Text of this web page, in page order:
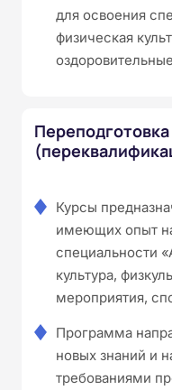
для освоения
физическая
Переподготовка
Курсы
имеющих опыт
специальности
культура,
мероприятия,
Программа
новых знаний и
требованиями